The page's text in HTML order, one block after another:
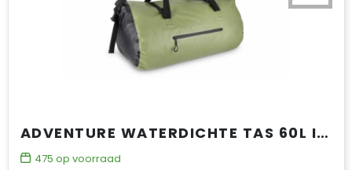
ADVENTURE WATERDICHTE TAS 60L IPX6
475 op voorraad